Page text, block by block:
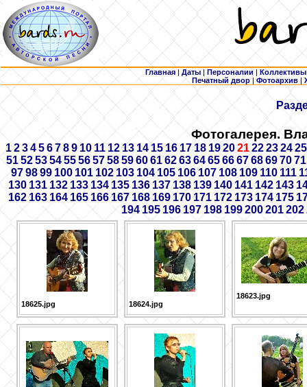
Главная | Даты | Персоналии | Коллективы
Печатный двор |Фотоархив |
Фотогалерея.
1 2 3 45 6 7 8 9 10 11 12 13 1415 16 17 18 19 20 21 22 23 24 25
51 52 53 54 55 56 57 58 59 60 61 62 63 64 65 66 67 68 6970 71
97 98 99 100 101 102 103 104 105 106 107 108 109 110 111
130 131 132133 134 135 136 137 138 139 140 141 142 143
162 163 164 165 166 167 168 169 170 171 172 173 174 175
194 195 196 197 198 199200201202
18625.jpg 18624.jpg
18623.jpg